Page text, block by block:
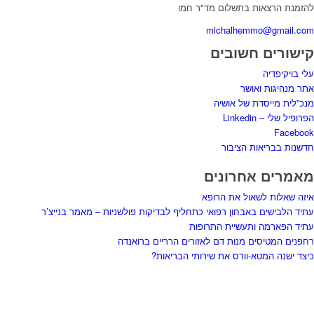
להזמנת הרצאות בתשלום מד"ר חמו
michalhemmo@gmail.com
קישורים חשובים
עלי בויקיפדיה
אתר מנהיגות ואושר
מנכ”לית מייסדת של אושיה
הפרופיל שלי – Linkedin
Facebook
חדשנות בבריאות הציבור
מאמרים אחרונים
איזה שאלות לשאול את הרופא
עתיד הלבישים באבחון רפואי כתחליף לבדיקות פולשניות – מאמר בנייצ’ר
עתיד הפארמה ותעשיית התרופות
רחפנים המטיסים מנות דם לאזורים הרריים ברואנדה
כיצד ישנה המטא-וורס את שירותי הבריאות?